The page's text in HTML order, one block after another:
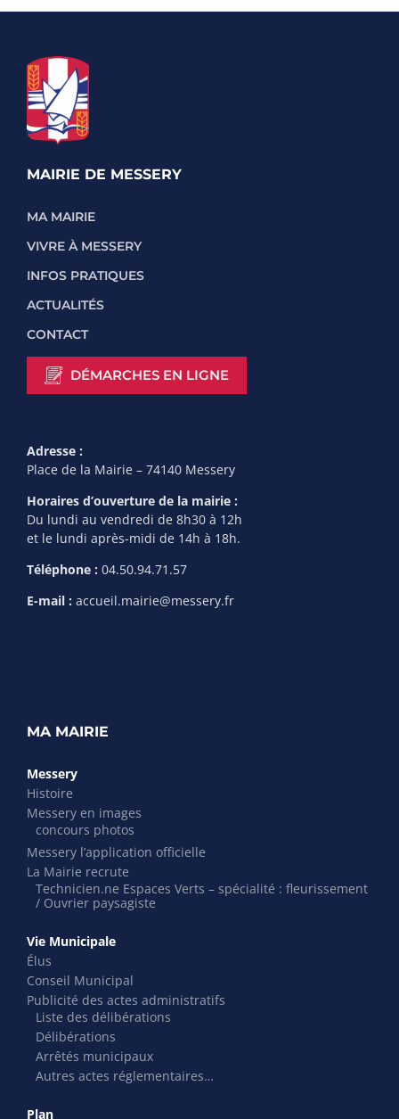
MAIRIE DE MESSERY
MA MAIRIE
VIVRE À MESSERY
INFOS PRATIQUES
ACTUALITÉS
CONTACT
DÉMARCHES EN LIGNE
Adresse :
Place de la Mairie – 74140 Messery
Horaires d’ouverture de la mairie :
Du lundi au vendredi de 8h30 à 12h
et le lundi après-midi de 14h à 18h.
Téléphone : 04.50.94.71.57
E-mail : accueil.mairie@messery.fr
MA MAIRIE
Messery
Histoire
Messery en images
concours photos
Messery l’application officielle
La Mairie recrute
Technicien.ne Espaces Verts – spécialité : fleurissement
/ Ouvrier paysagiste
Vie Municipale
Élus
Conseil Municipal
Publicité des actes administratifs
Liste des délibérations
Délibérations
Arrêtés municipaux
Autres actes réglementaires…
Plan